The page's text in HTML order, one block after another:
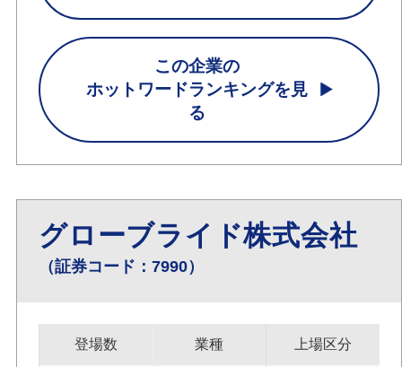
この企業の
ホットワードランキングを見
る
グローブライド株式会社
（証券コード：7990）
登場数 業種 上場区分